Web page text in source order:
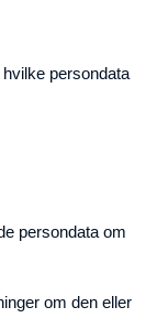
persondata
persondata om
om den eller